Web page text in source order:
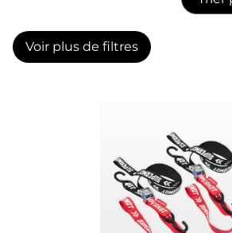
ACCESSOIRES
Voir plus de filtres